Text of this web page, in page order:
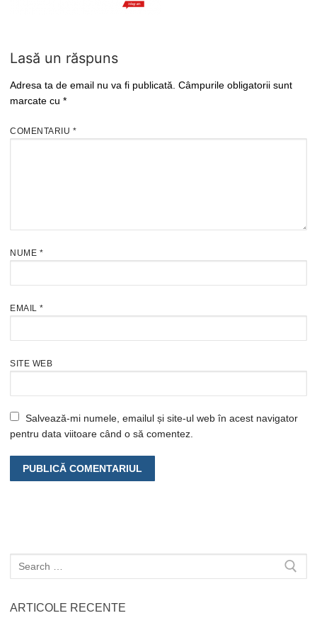
Lasă un răspuns
Adresa ta de email nu va fi publicată. Câmpurile obligatorii sunt
marcate cu *
COMENTARIU *
NUME *
EMAIL *
SITE WEB
Salvează-mi numele, emailul și site-ul web în acest navigator
pentru data viitoare când o să comentez.
Caută
după:
ARTICOLE RECENTE